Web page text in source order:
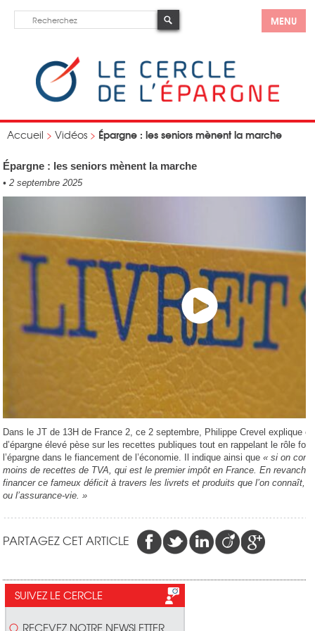
MENU
Accueil > Vidéos > Épargne : les seniors mènent la marche
Épargne : les seniors mènent la marche
• 2 septembre 2025
Dans le JT de 13H de France 2, ce 2 septembre, Philippe Crevel explique
d’épargne élevé pèse sur les recettes publiques tout en rappelant le rôle
l’épargne dans le fiancement de l’économie. Il indique ainsi que« si on
moins de recettes de TVA, qui est le premier impôt en France. En revanche,
financer ce fameux déficit à travers les livrets et produits que l’on connaît,
ou l’assurance-vie. »
PARTAGEZ CET ARTICLE
SUIVEZ LE CERCLE
RECEVEZ NOTRE NEWSLETTER